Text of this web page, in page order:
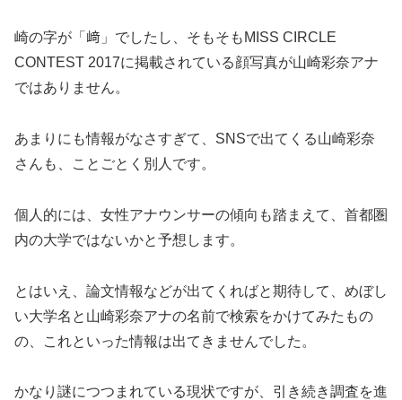
崎の字が「﨑」でしたし、そもそもMISS CIRCLE
CONTEST 2017に掲載されている顔写真が山崎彩奈アナ
ではありません。
あまりにも情報がなさすぎて、SNSで出てくる山崎彩奈
さんも、ことごとく別人です。
個人的には、女性アナウンサーの傾向も踏まえて、首都圏
内の大学ではないかと予想します。
とはいえ、論文情報などが出てくればと期待して、めぼし
い大学名と山崎彩奈アナの名前で検索をかけてみたもの
の、これといった情報は出てきませんでした。
かなり謎につつまれている現状ですが、引き続き調査を進